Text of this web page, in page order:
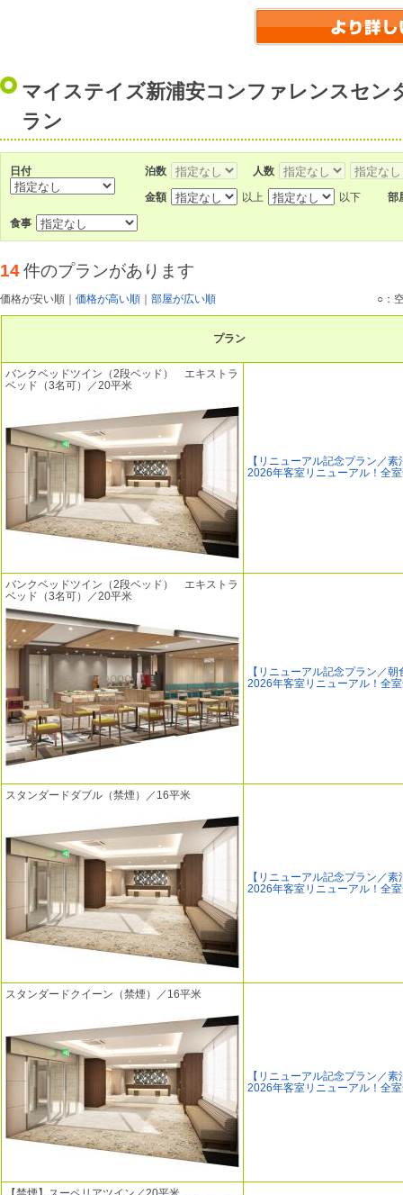
マイステイズ新浦安コンファレンスセン
ラン
日付 泊数 人数
金額 以上 以下 部
食事
14件のプランがあります
価格が安い順 価格が高い順 部屋が広い順 ○：
プラン
バンクベッドツイン（2段ベッド） エキストラ
ベッド（3名可）／20平米
【リニューアル記念プラン／素
2026年客室リニューアル！全
バンクベッドツイン（2段ベッド） エキストラ
ベッド（3名可）／20平米
【リニューアル記念プラン／朝
2026年客室リニューアル！全
スタンダードダブル（禁煙）／16平米
【リニューアル記念プラン／素
2026年客室リニューアル！全
スタンダードクイーン（禁煙）／16平米
【リニューアル記念プラン／素
2026年客室リニューアル！全